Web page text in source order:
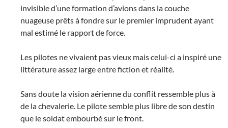
invisible d’une formation d’avions dans la couche
nuageuse prêts à fondre sur le premier imprudent ayant
mal estimé le rapport de force.
Les pilotes ne vivaient pas vieux mais celui-ci a inspiré une
littérature assez large entre fiction et réalité.
Sans doute la vision aérienne du conflit ressemble plus à
de la chevalerie. Le pilote semble plus libre de son destin
que le soldat embourbé sur le front.